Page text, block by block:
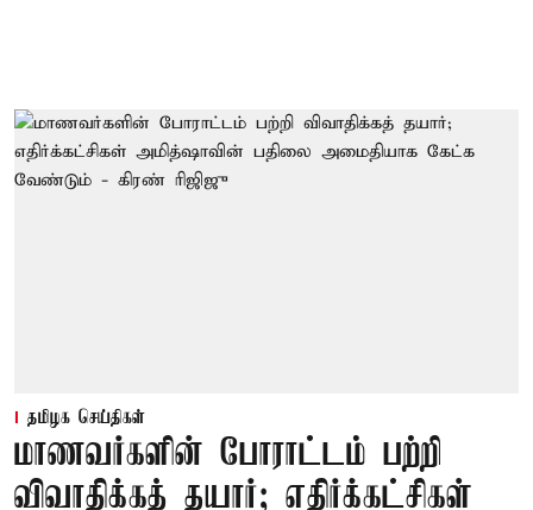
தமிழக செய்திகள்
மாணவர்களின் போராட்டம் பற்றி
விவாதிக்கத் தயார்; எதிர்க்கட்சிகள்